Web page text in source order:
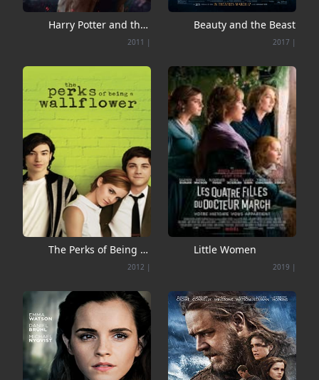
Beauty and the Beast
|
2017
Harry Potter and the
Deathly Hallows: Part|
2011
Little Women
|
2019
The Perks of Being a
|
2012